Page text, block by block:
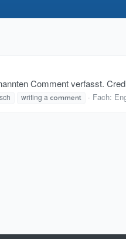
Comment verfasst.
writing a comment Fach: